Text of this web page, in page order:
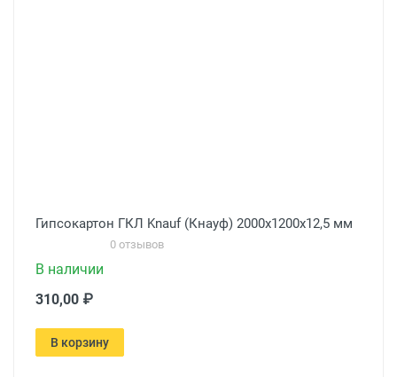
Гипсокартон ГКЛ Knauf (Кнауф) 2000х1200х12,5 мм
0 отзывов
В наличии
310,00 ₽
В корзину